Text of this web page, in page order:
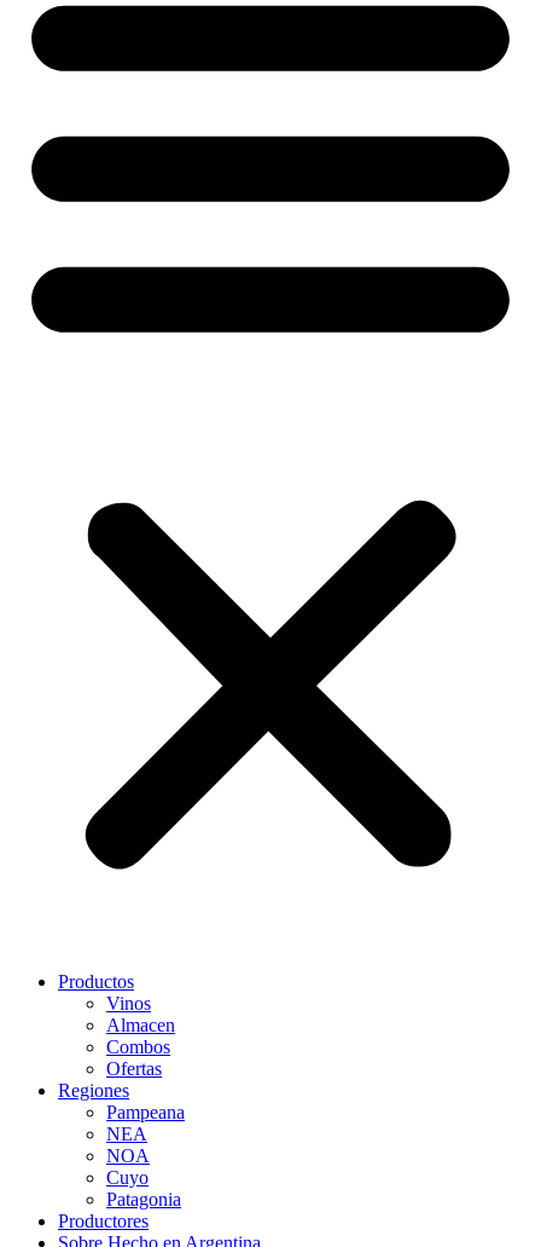
Productos
Vinos
Almacen
Combos
Ofertas
Regiones
Pampeana
NEA
NOA
Cuyo
Patagonia
Productores
Sobre Hecho en Argentina